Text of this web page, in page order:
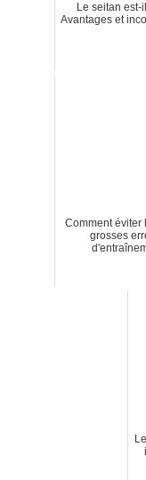
Le seitan est-
Avantages et
Comment éviter
grosses